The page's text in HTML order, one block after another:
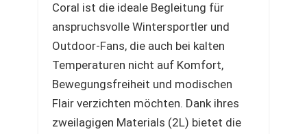
Coral ist die ideale Begleitung für
anspruchsvolle Wintersportler und
Outdoor-Fans, die auch bei kalten
Temperaturen nicht auf Komfort,
Bewegungsfreiheit und modischen
Flair verzichten möchten. Dank ihres
zweilagigen Materials (2L) bietet die